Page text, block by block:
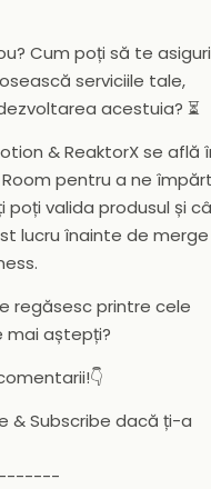
Cum poți să te
serviciile tale,
acestuia? ⏳
& ReaktorX se află
pentru a ne
poți valida produsul și
lucru înainte de merge
regăsesc printre cele
mai aștepți?
& Subscribe dacă ți-a